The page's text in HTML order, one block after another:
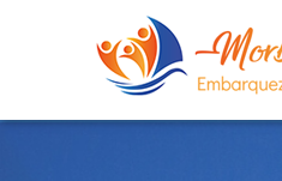
Panneau de gestion des cookies